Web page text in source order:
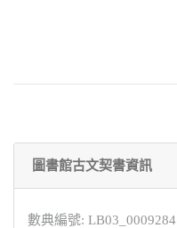
圖書館古文契書資訊
數典編號: LB03_0009284